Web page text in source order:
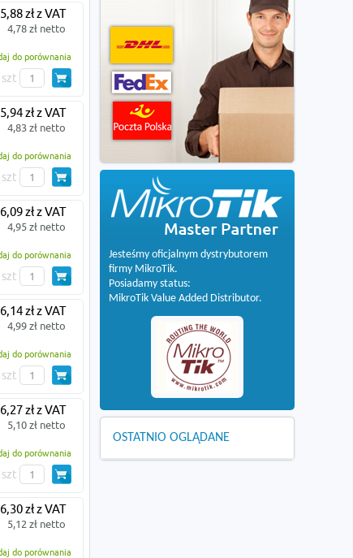
5,88 zł z VAT
4,78 zł netto
do porównania
szt
5,94 zł z VAT
4,83 zł netto
do porównania
szt
6,09 zł z VAT
4,95 zł netto
do porównania
szt
6,14 zł z VAT
4,99 zł netto
do porównania
szt
6,27 zł z VAT
5,10 zł netto
do porównania
szt
6,30 zł z VAT
5,12 zł netto
do porównania
Jesteśmy oficjalnym dystrybutorem
firmy MikroTik.
Posiadamy status:
MikroTik Value Added Distributor.
OSTATNIO OGLĄDANE